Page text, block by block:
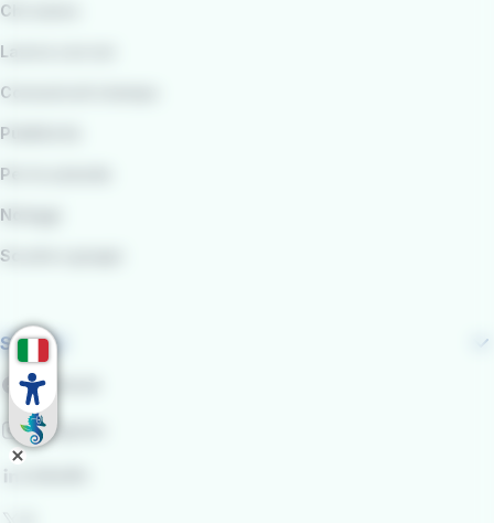
Chi siamo
Lavora con noi
Comunicati stampa
Pubblicità
Per le aziende
Noleggi
Scuole e gruppi
Seguici
Facebook
Instagram